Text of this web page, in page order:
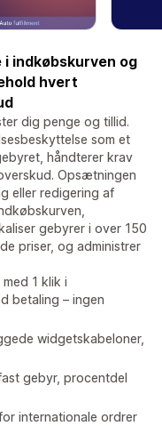
indkøbskurven og
hvert
dig penge og tillid.
som et
håndterer krav
Opsætningen
eller redigering af
gebyrer i over 150
priser, og administrer
1 klik i
betaling – ingen
widgetskabeloner,
gebyr, procentdel
internationale ordrer